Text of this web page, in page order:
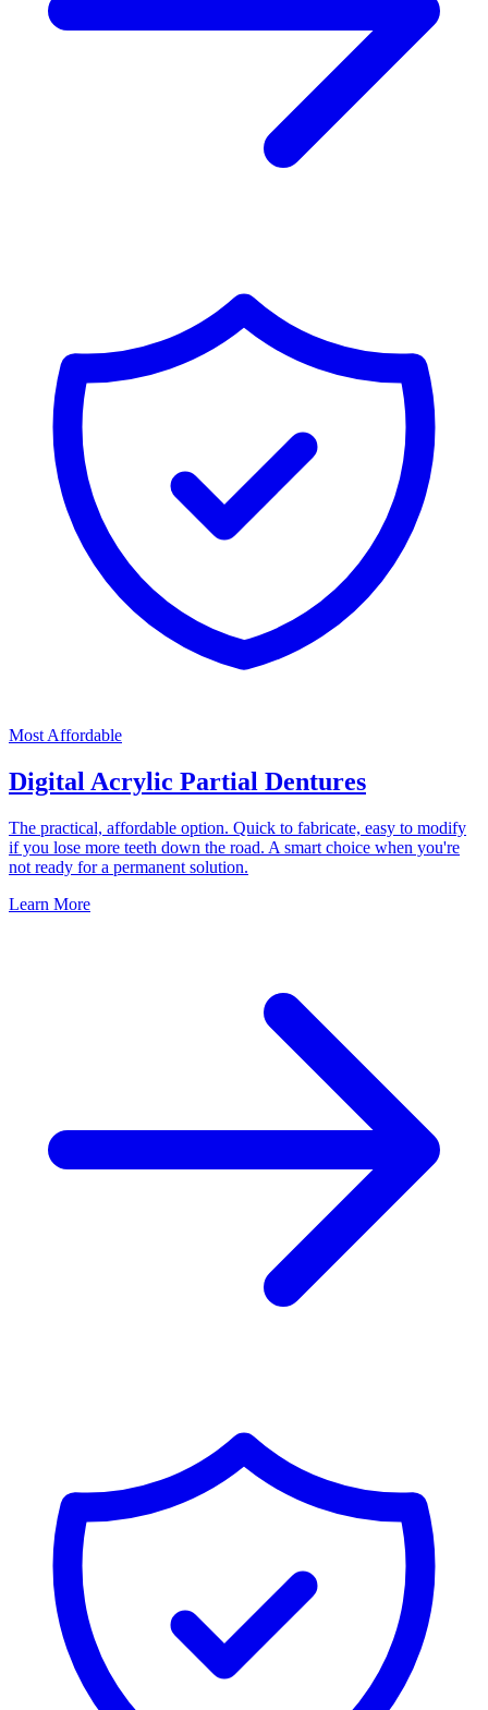
Most Affordable
Digital Acrylic Partial Dentures
The practical, affordable option. Quick to fabricate, easy to modify
if you lose more teeth down the road. A smart choice when you're
not ready for a permanent solution.
Learn More